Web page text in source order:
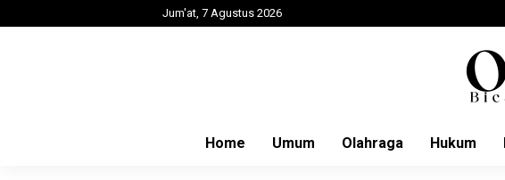
Jum'at, 7 Agustus 2026
Home Umum Olahraga Hukum